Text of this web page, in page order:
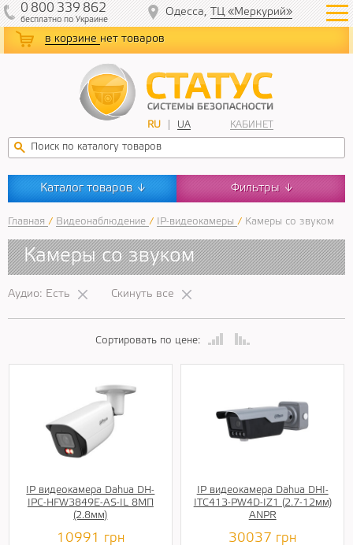
в корзине нет товаров
RU UA КАБИНЕТ
0 800 339 862
бесплатнопо Украине
Одесса, ТЦ «Меркурий»
Каталог товаров ↓ Фильтры ↓
Главная / Видеонаблюдение / IP-видеокамеры / Камеры со звуком
Камеры со звуком
Аудио: Есть Скинуть все
Сортировать по цене:
IP видеокамера Dahua DH-
IPC-HFW3849E-AS-IL 8МП
(2.8мм)
10991 грн
IP видеокамера Dahua DHI-
ITC413-PW4D-IZ1 (2.7-12мм)
ANPR
30037 грн